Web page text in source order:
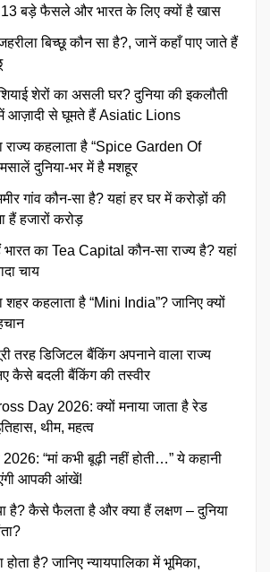
13 बड़े फैसले और भारत के लिए क्यों है खास
बिच्छू कौन सा है?, जानें कहाँ पाए जाते हैं
शेरों का असली घर? दुनिया की इकलौती
आज़ादी से घूमते हैं Asiatic Lions
राज्य कहलाता है “Spice Garden Of
दुनिया-भर में है मशहूर
गांव कौन-सा है? यहां हर घर में करोड़ों की
हैं हजारों करोड़
का Tea Capital कौन-सा राज्य है? यहां
चाय
शहर कहलाता है “Mini India”? जानिए क्यों
तरह डिजिटल बैंकिंग अपनाने वाला राज्य
कैसे बदली बैंकिंग की तस्वीर
Day 2026: क्यों मनाया जाता है रेड
थीम, महत्व
“मां कभी बूढ़ी नहीं होती…” ये कहानी
आपकी आंखें!
है? कैसे फैलता है और क्या हैं लक्षण – दुनिया
है? जानिए न्यायपालिका में भूमिका,